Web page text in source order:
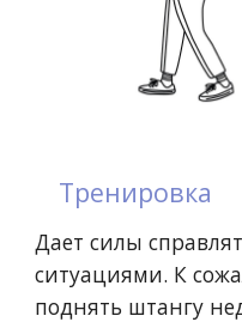
Тренировка
Дает силы
ситуациями. К
поднять штангу